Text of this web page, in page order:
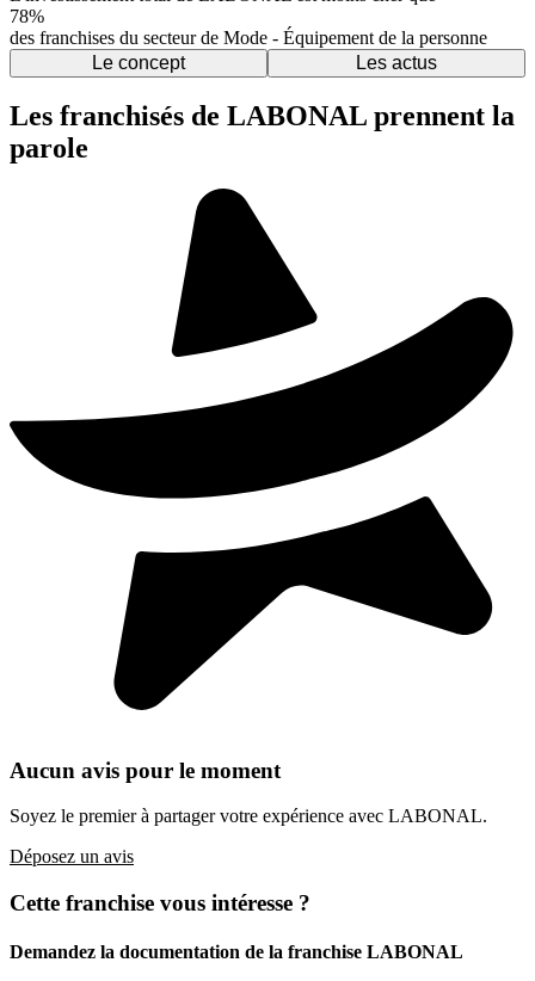
78%
des franchises du secteur de Mode - Équipement de la personne
Le concept
Les actus
Les franchisés de LABONAL prennent la
parole
Aucun avis pour le moment
Soyez le premier à partager votre expérience avec LABONAL.
Déposez un avis
Cette franchise vous intéresse ?
Demandez la documentation de la franchise LABONAL